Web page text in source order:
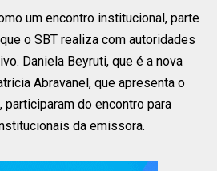
um encontro institucional, parte
o SBT realiza com autoridades
Daniela Beyruti, que é a nova
Abravanel, que apresenta o
participaram do encontro para
da emissora.